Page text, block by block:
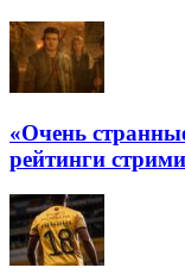
«Очень
рейтинги